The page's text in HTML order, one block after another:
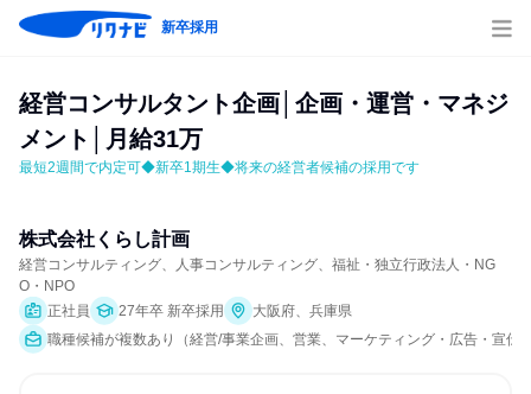
新卒採用
経営コンサルタント企画│企画・運営・マネジ
メント│月給31万
最短2週間で内定可◆新卒1期生◆将来の経営者候補の採用です
株式会社くらし計画
経営コンサルティング、人事コンサルティング、福祉・独立行政法人・NG
O・NPO
正社員
27年卒 新卒採用
大阪府、兵庫県
職種候補が複数あり（経営/事業企画、営業、マーケティング・広告・宣伝